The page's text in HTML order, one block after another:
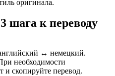
оригинала.
шага к переводу
↔ немецкий.
необходимости
и скопируйте перевод.